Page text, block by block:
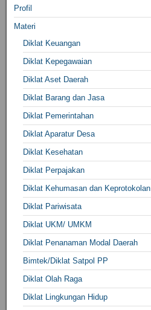
Profil
Materi
Diklat Keuangan
Diklat Kepegawaian
Diklat Aset Daerah
Diklat Barang dan Jasa
Diklat Pemerintahan
Diklat Aparatur Desa
Diklat Kesehatan
Diklat Perpajakan
Diklat Kehumasan dan Keprotokolan
Diklat Pariwisata
Diklat UKM/ UMKM
Diklat Penanaman Modal Daerah
Bimtek/Diklat Satpol PP
Diklat Olah Raga
Diklat Lingkungan Hidup